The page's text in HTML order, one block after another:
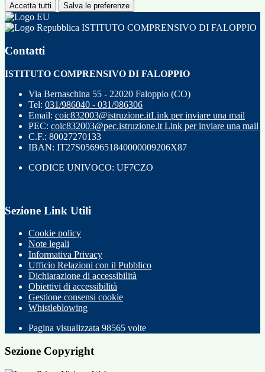
Accetta tutti Salva le preferenze
ISTITUTO COMPRENSIVO DI FALOPPIO
Contatti
ISTITUTO COMPRENSIVO DI FALOPPIO
Via Bernaschina 55 - 22020 Faloppio (CO)
Tel: 031/986040 - 031/986306
Email: coic832003@istruzione.itLink per inviare una mail
PEC: coic832003@pec.istruzione.it Link per inviare una mail
C.F.: 80027270133
IBAN: IT27S0569651840000009206X87
CODICE UNIVOCO: UF7CZO
Sezione Link Utili
Cookie policy
Note legali
Informativa Privacy
Ufficio Relazioni con il Pubblico
Dichiarazione di accessibilità
Obiettivi di accessibilità
Gestione consensi cookie
Whistleblowing
Pagina visualizzata 98565 volte
Sezione Copyright